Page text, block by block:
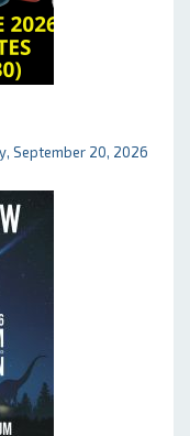
September 20, 2026